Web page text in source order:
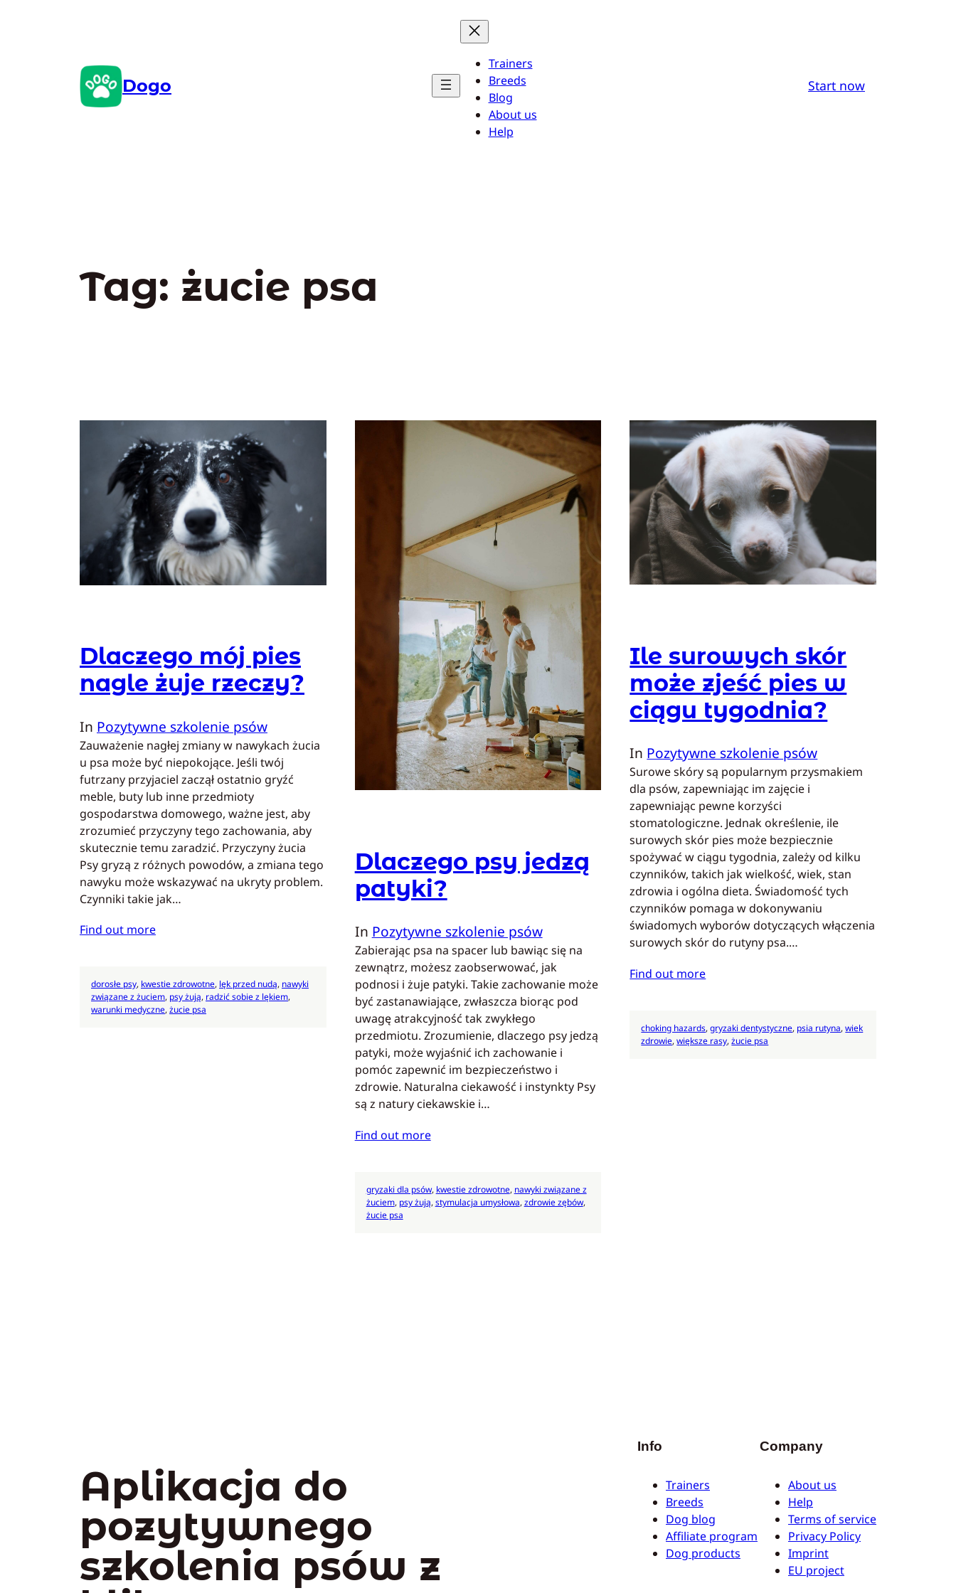
Dogo
Trainers
Breeds
Blog
About us
Help
Start now
Tag: żucie psa
Dlaczego mój pies
nagle żuje rzeczy?
In Pozytywne szkolenie psów
Zauważenie nagłej zmiany w nawykach żucia
u psa może być niepokojące. Jeśli twój
futrzany przyjaciel zaczął ostatnio gryźć
meble, buty lub inne przedmioty
gospodarstwa domowego, ważne jest, aby
zrozumieć przyczyny tego zachowania, aby
skutecznie temu zaradzić. Przyczyny żucia
Psy gryzą z różnych powodów, a zmiana tego
nawyku może wskazywać na ukryty problem.
Czynniki takie jak…
Find out more
dorosłe psy, kwestie zdrowotne, lęk przed nudą, nawyki
związane z żuciem, psy żują, radzić sobie z lękiem
warunki medyczne, żucie psa
Dlaczego psy jedzą
patyki?
In Pozytywne szkolenie psów
Zabierając psa na spacer lub bawiąc się na
zewnątrz, możesz zaobserwować, jak
podnosi i żuje patyki. Takie zachowanie może
być zastanawiające, zwłaszcza biorąc pod
uwagę atrakcyjność tak zwykłego
przedmiotu. Zrozumienie, dlaczego psy jedzą
patyki, może wyjaśnić ich zachowanie i
pomóc zapewnić im bezpieczeństwo i
zdrowie. Naturalna ciekawość i instynkty Psy
są z natury ciekawskie i…
Find out more
gryzaki dla psów, kwestie zdrowotne, nawyki związane z
żuciem, psy żują, stymulacja umysłowa, zdrowie zębów
żucie psa
Ile surowych skór
może zjeść pies w
ciągu tygodnia?
In Pozytywne szkolenie psów
Surowe skóry są popularnym przysmakiem
dla psów, zapewniając im zajęcie i
zapewniając pewne korzyści
stomatologiczne. Jednak określenie, ile
surowych skór pies może bezpiecznie
spożywać w ciągu tygodnia, zależy od kilku
czynników, takich jak wielkość, wiek, stan
zdrowia i ogólna dieta. Świadomość tych
czynników pomaga w dokonywaniu
świadomych wyborów dotyczących włączenia
surowych skór do rutyny psa.…
Find out more
choking hazards, gryzaki dentystyczne, psia rutyna, wiek
zdrowie, większe rasy, żucie psa
Aplikacja do
pozytywnego
szkolenia psów z
Info
Trainers
Breeds
Dog blog
Affiliate program
Dog products
Company
About us
Help
Terms of service
Privacy Policy
Imprint
EU project